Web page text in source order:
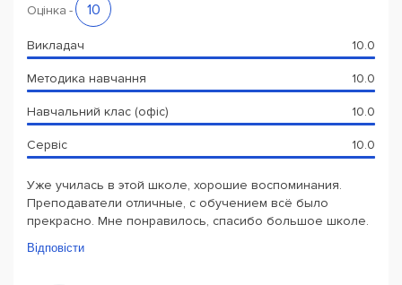
Оцінка - 10
Викладач 10.0
Методика навчання 10.0
Навчальний клас (офіс) 10.0
Сервіс 10.0
Уже училась в этой школе, хорошие воспоминания.
Преподаватели отличные, с обучением всё было
прекрасно. Мне понравилось, спасибо большое школе.
Відповісти